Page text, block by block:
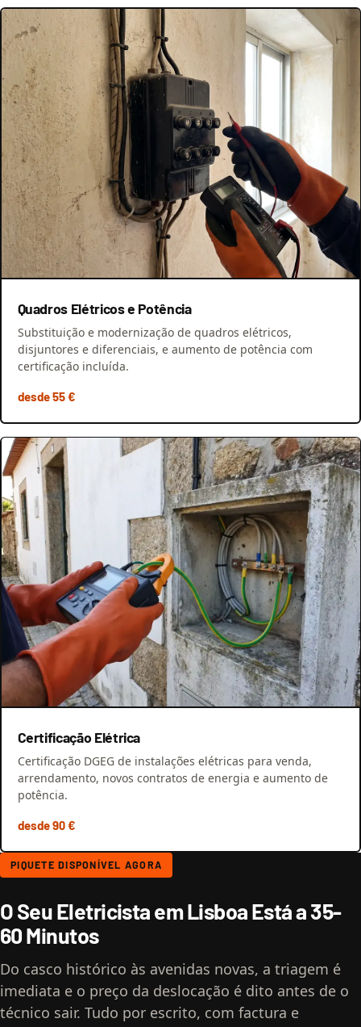
Quadros Elétricos e Potência
Substituição e modernização de quadros elétricos,
disjuntores e diferenciais, e aumento de potência com
certificação incluída.
desde 55 €
Certificação Elétrica
Certificação DGEG de instalações elétricas para venda,
arrendamento, novos contratos de energia e aumento de
potência.
desde 90 €
PIQUETE DISPONÍVEL AGORA
O Seu Eletricista em Lisboa Está a 35-
60 Minutos
Do casco histórico às avenidas novas, a triagem é
imediata e o preço da deslocação é dito antes de o
técnico sair. Tudo por escrito, com factura e